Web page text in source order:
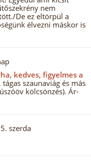
nem
De ez eltörpül a
élvezni máskor is
kedves, figyelmes a
szaunaviág és más
kölcsönzés). Ár-
szerda